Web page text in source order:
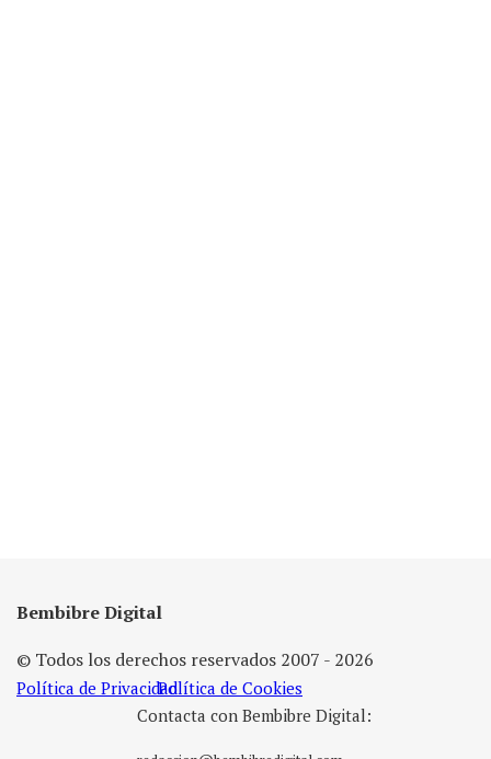
Bembibre Digital
© Todos los derechos reservados 2007 - 2026
Política de PrivacidadPolítica de Cookies
Contacta con Bembibre Digital: